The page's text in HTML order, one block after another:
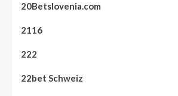
20Betslovenia.com
2116
222
22bet Schweiz